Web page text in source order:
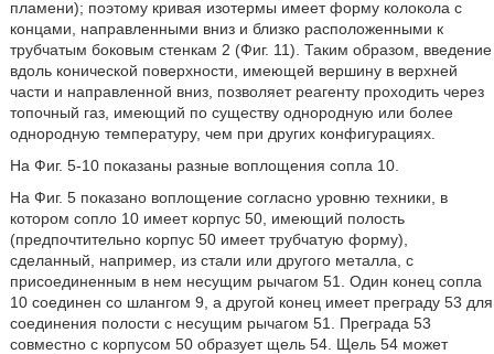
пламени); поэтому кривая изотермы имеет форму колокола с
концами, направленными вниз и близко расположенными к
трубчатым боковым стенкам 2 (Фиг. 11). Таким образом, введение
вдоль конической поверхности, имеющей вершину в верхней
части и направленной вниз, позволяет реагенту проходить через
топочный газ, имеющий по существу однородную или более
однородную температуру, чем при других конфигурациях.
На Фиг. 5-10 показаны разные воплощения сопла 10.
На Фиг. 5 показано воплощение согласно уровню техники, в
котором сопло 10 имеет корпус 50, имеющий полость
(предпочтительно корпус 50 имеет трубчатую форму),
сделанный, например, из стали или другого металла, с
присоединенным в нем несущим рычагом 51. Один конец сопла
10 соединен со шлангом 9, а другой конец имеет преграду 53 для
соединения полости с несущим рычагом 51. Преграда 53
совместно с корпусом 50 образует щель 54. Щель 54 может